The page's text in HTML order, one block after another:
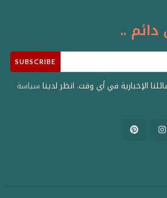
..
SUBSCRIBE
الإخبارية في أي وقت. انظر لدينا سياسة